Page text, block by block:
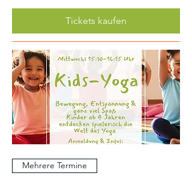
Tickets kaufen
Mehrere Termine